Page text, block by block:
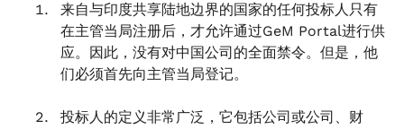
来自与印度共享陆地边界的国家的任何投标人只有
在主管当局注册后，才允许通过GeM Portal进行供
应。因此，没有对中国公司的全面禁令。但是，他
们必须首先向主管当局登记。
投标人的定义非常广泛，它包括公司或公司、财